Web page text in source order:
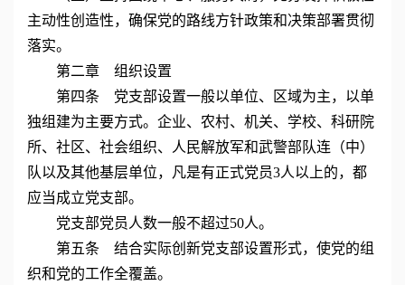
主动性创造性，确保党的路线方针政策和决策部署贯彻
落实。
第二章 组织设置
第四条 党支部设置一般以单位、区域为主，以单
独组建为主要方式。企业、农村、机关、学校、科研院
所、社区、社会组织、人民解放军和武警部队连（中）
队以及其他基层单位，凡是有正式党员3人以上的，都
应当成立党支部。
党支部党员人数一般不超过50人。
第五条 结合实际创新党支部设置形式，使党的组
织和党的工作全覆盖。